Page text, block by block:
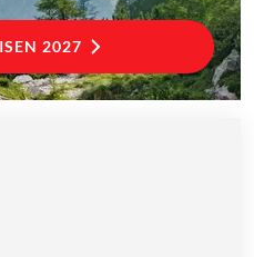
2027